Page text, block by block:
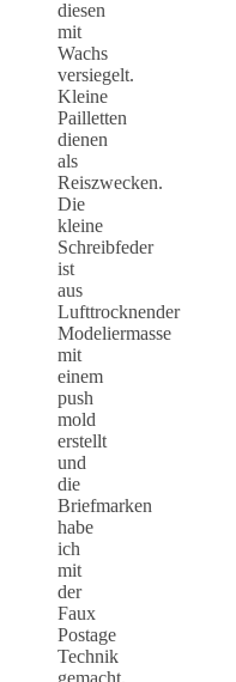
diesen
mit
Wachs
versiegelt.
Kleine
Pailletten
dienen
als
Reiszwecken.
Die
kleine
Schreibfeder
ist
aus
Lufttrocknender
Modeliermasse
mit
einem
push
mold
erstellt
und
die
Briefmarken
habe
ich
mit
der
Faux
Postage
Technik
gemacht.